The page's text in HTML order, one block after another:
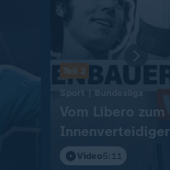
Teil 2
Sport | Bundesliga
Vom Libero
Innenverteidiger
Video5:11